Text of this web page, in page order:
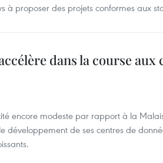
à proposer des projets conformes aux
dans la course aux
encore modeste par rapport à la
développement de ses centres de